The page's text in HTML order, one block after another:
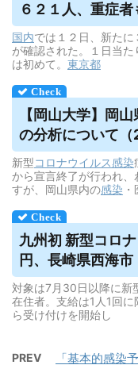
６２１人、重症者
国内では１２日、新た
が確認された。１日当た
は初めて。 東京都
【岡山大学】岡
の分析について（
新型コロナウイルス感染
から宣言終了が行われ
すが、岡山県内の感染
九州初 新型コロナ
円、長崎県西海市
対象は7月30日以降に新
在住者。支給は1人1回に
ら受け付けを開始し
PREV
「基本的感染